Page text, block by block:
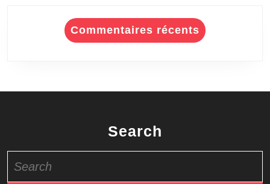
Commentaires récents
Search
for: